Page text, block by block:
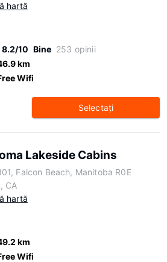
hartă
8.2/10 Bine 253 opinii
km
Wifi
Selectaţi
Lakeside Cabins
Falcon Beach, Manitoba R0E
CA
hartă
km
Wifi